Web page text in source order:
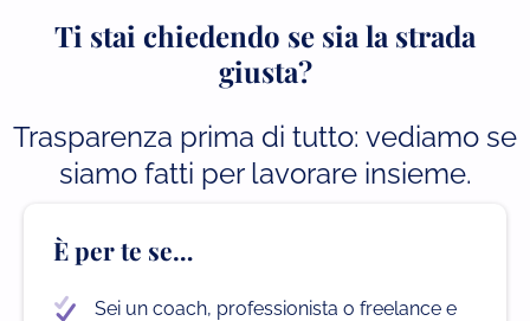
Ti stai chiedendo se sia la strada
giusta?
Trasparenza prima di tutto: vediamo se
siamo fatti per lavorare insieme.
È per te se…
Sei un coach, professionista o freelance e